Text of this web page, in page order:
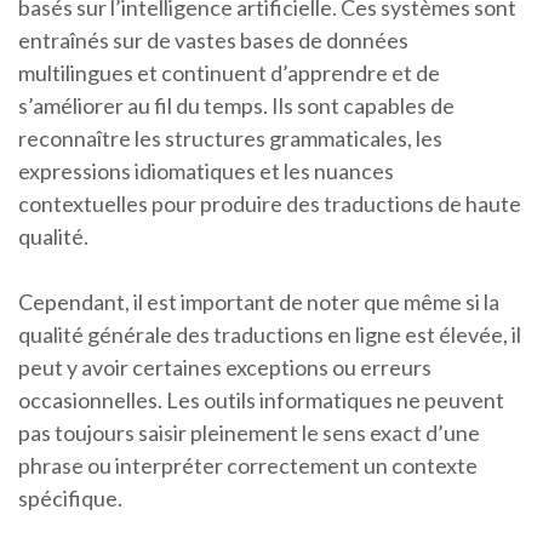
basés sur l’intelligence artificielle. Ces systèmes sont
entraînés sur de vastes bases de données
multilingues et continuent d’apprendre et de
s’améliorer au fil du temps. Ils sont capables de
reconnaître les structures grammaticales, les
expressions idiomatiques et les nuances
contextuelles pour produire des traductions de haute
qualité.
Cependant, il est important de noter que même si la
qualité générale des traductions en ligne est élevée, il
peut y avoir certaines exceptions ou erreurs
occasionnelles. Les outils informatiques ne peuvent
pas toujours saisir pleinement le sens exact d’une
phrase ou interpréter correctement un contexte
spécifique.